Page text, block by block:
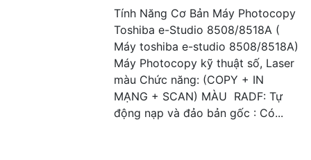
Tính Năng Cơ Bản Máy Photocopy
Toshiba e-Studio 8508/8518A (
Máy toshiba e-studio 8508/8518A)
Máy Photocopy kỹ thuật số, Laser
màu Chức năng: (COPY + IN
MẠNG + SCAN) MÀU RADF: Tự
động nạp và đảo bản gốc : Có...